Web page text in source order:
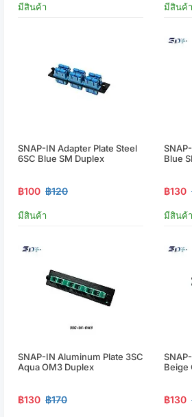
มีสินค้า มีสินค้า
SNAP-IN Adapter Plate Steel
6SC Blue SM Duplex
฿100 ฿120
มีสินค้า
Blue
฿130
มีสินค้า
SNAP-IN Aluminum Plate 3SC
Aqua OM3 Duplex
฿130 ฿170
Beige
฿130